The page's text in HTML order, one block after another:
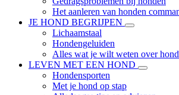
Het aanleren van honden
JE HOND BEGRIJPEN
Lichaamstaal
Hondengeluiden
Alles wat je wilt weten over
LEVEN MET EEN HOND
Hondensporten
Met je hond op stap